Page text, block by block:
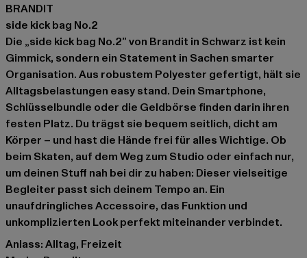
BRANDIT
side kick bag No.2
Die „side kick bag No.2” von Brandit in Schwarz ist kein
Gimmick, sondern ein Statement in Sachen smarter
Organisation. Aus robustem Polyester gefertigt, hält sie
Alltagsbelastungen easy stand. Dein Smartphone,
Schlüsselbundle oder die Geldbörse finden darin ihren
festen Platz. Du trägst sie bequem seitlich, dicht am
Körper – und hast die Hände frei für alles Wichtige. Ob
beim Skaten, auf dem Weg zum Studio oder einfach nur,
um deinen Stuff nah bei dir zu haben: Dieser vielseitige
Begleiter passt sich deinem Tempo an. Ein
unaufdringliches Accessoire, das Funktion und
unkomplizierten Look perfekt miteinander verbindet.
Anlass: Alltag, Freizeit